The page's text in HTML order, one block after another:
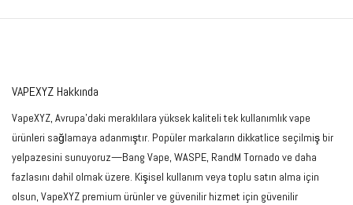
VAPEXYZ Hakkında
VapeXYZ, Avrupa'daki meraklılara yüksek kaliteli tek kullanımlık vape
ürünleri sağlamaya adanmıştır. Popüler markaların dikkatlice seçilmiş bir
yelpazesini sunuyoruz—Bang Vape, WASPE, RandM Tornado ve daha
fazlasını dahil olmak üzere. Kişisel kullanım veya toplu satın alma için
olsun, VapeXYZ premium ürünler ve güvenilir hizmet için güvenilir